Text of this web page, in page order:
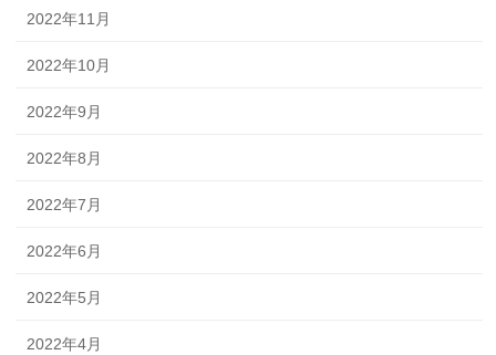
2022年11月
2022年10月
2022年9月
2022年8月
2022年7月
2022年6月
2022年5月
2022年4月